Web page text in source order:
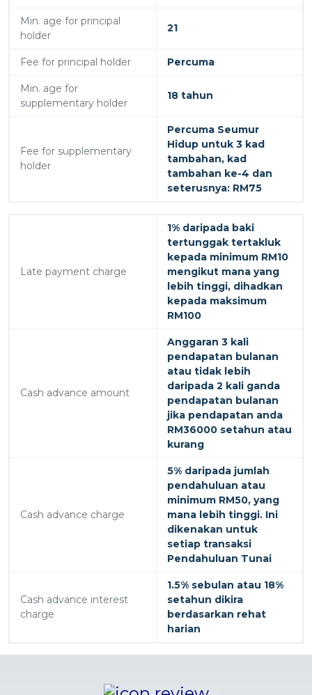
Min. age for principal
holder
21
Fee for principal holder Percuma
Min. age for
supplementary holder
18 tahun
Fee for supplementary
holder
Percuma Seumur
Hidup untuk 3 kad
tambahan, kad
tambahan ke-4 dan
seterusnya: RM75
Late payment charge
1% daripada baki
tertunggak tertakluk
kepada minimum RM10
mengikut mana yang
lebih tinggi, dihadkan
kepada maksimum
RM100
Cash advance amount
Anggaran 3 kali
pendapatan bulanan
atau tidak lebih
daripada 2 kali ganda
pendapatan bulanan
jika pendapatan anda
RM36000 setahun atau
kurang
Cash advance charge
5% daripada jumlah
pendahuluan atau
minimum RM50, yang
mana lebih tinggi. Ini
dikenakan untuk
setiap transaksi
Pendahuluan Tunai
Cash advance interest
charge
1.5% sebulan atau 18%
setahun dikira
berdasarkan rehat
harian